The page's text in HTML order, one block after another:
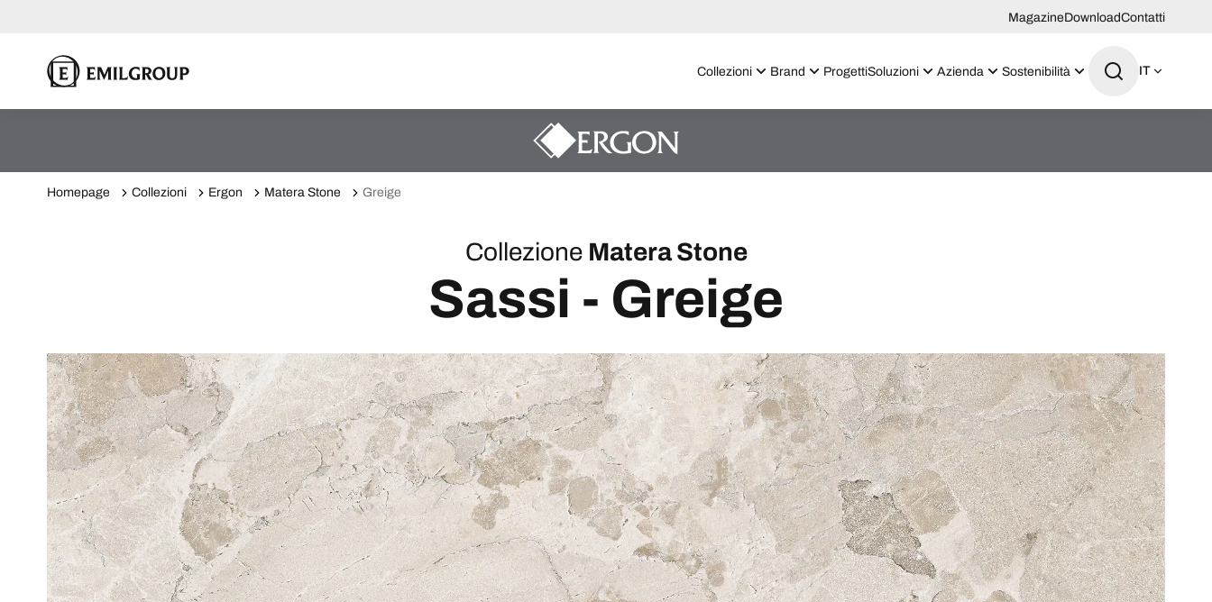
MagazineDownloadContatti
Collezioni Brand ProgettiSoluzioni Azienda Sostenibilità IT
Homepage Collezioni Ergon Matera Stone Greige
Collezione Matera Stone
Sassi - Greige